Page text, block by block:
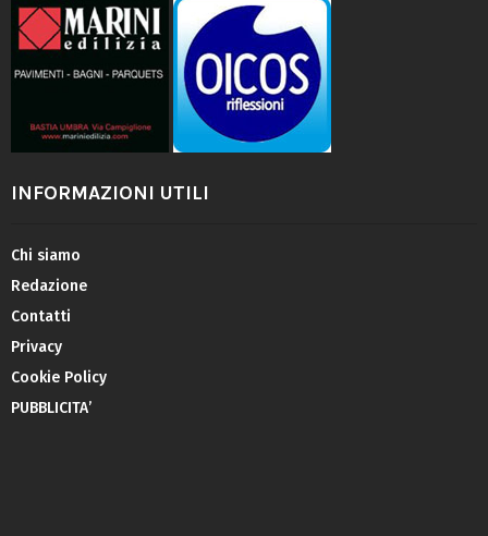
INFORMAZIONI UTILI
Chi siamo
Redazione
Contatti
Privacy
Cookie Policy
PUBBLICITA’